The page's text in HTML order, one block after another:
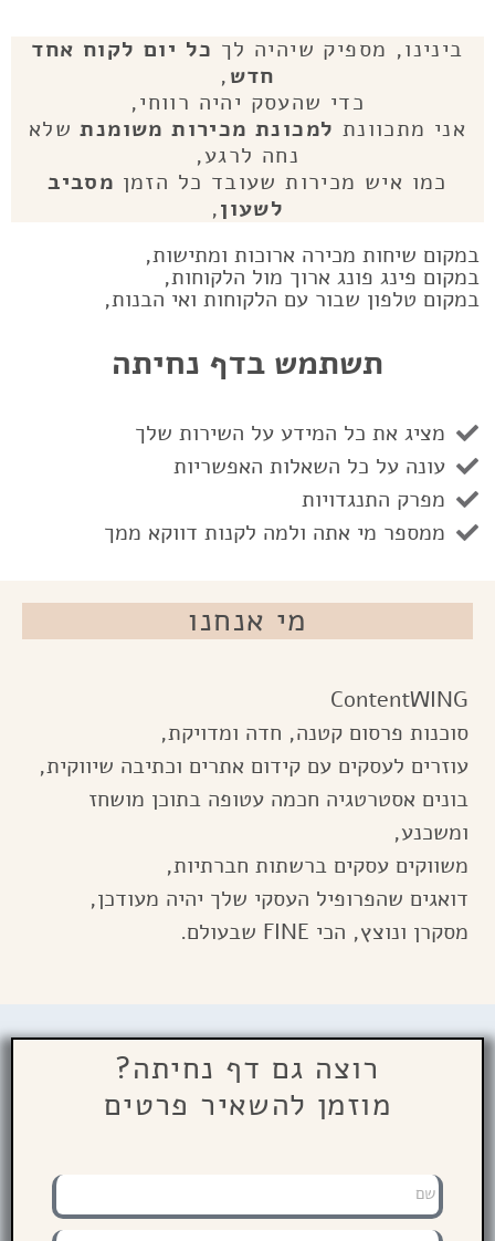
בינינו, מספיק שיהיה לך כל יום לקוח אחד
חדש,
כדי שהעסק יהיה רווחי,
אני מתכוונת למכונת מכירות משומנת שלא
נחה לרגע,
כמו איש מכירות שעובד כל הזמן מסביב
לשעון,
במקום שיחות מכירה ארוכות ומתישות,
במקום פינג פונג ארוך מול הלקוחות,
במקום טלפון שבור עם הלקוחות ואי הבנות,
תשתמש בדף נחיתה
מציג את כל המידע על השירות שלך
עונה על כל השאלות האפשריות
מפרק התנגדויות
ממספר מי אתה ולמה לקנות דווקא ממך
מי אנחנו
ContentWING
סוכנות פרסום קטנה, חדה ומדויקת,
עוזרים לעסקים עם קידום אתרים וכתיבה שיווקית,
בונים אסטרטגיה חכמה עטופה בתוכן מושחז
ומשכנע,
משווקים עסקים ברשתות חברתיות,
דואגים שהפרופיל העסקי שלך יהיה מעודכן,
מסקרן ונוצץ, הכי FINE שבעולם.
רוצה גם דף נחיתה?
מוזמן להשאיר פרטים